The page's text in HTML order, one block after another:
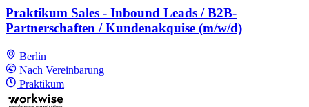
Praktikum Sales - Inbound Leads / B2B-
Partnerschaften / Kundenakquise (m/w/d)
Berlin
Nach Vereinbarung
Praktikum